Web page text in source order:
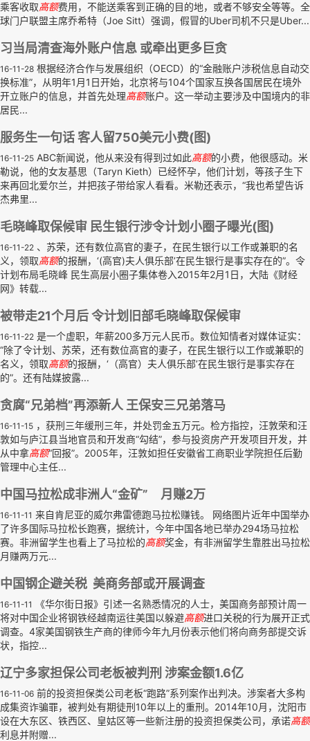
乘客收取高额费用，不能送乘客到正确的目的地，或者不够安全等等。全
球门户联盟主席乔希特（Joe Sitt）强调，假冒的Uber司机不只是Uber...
习当局清查海外账户信息 或牵出更多巨贪
16-11-28 根据经济合作与发展组织（OECD）的“金融账户涉税信息自动交
换标准”，从明年1月1日开始，北京将与104个国家互换各国居民在境外
开立账户的信息，并首先处理高额账户。这一举动主要涉及中国境内的非
居民...
服务生一句话 客人留750美元小费(图)
16-11-25 ABC新闻说，他从来没有得到过如此高额的小费，他很感动。米
勒说，他的女友基思（Taryn Kieth）已经怀孕，他们计划，等孩子生下
来再回北爱尔兰，并把孩子带给家人看看。米勒还表示，“我也希望告诉
杰弗里...
毛晓峰取保候审 民生银行涉令计划小圈子曝光(图)
16-11-22 、苏荣，还有数位高官的妻子，在民生银行以工作或兼职的名
义，领取高额的报酬，‘(高官)夫人俱乐部’在民生银行是事实存在的”。令
计划布局毛晓峰 民生高层小圈子集体卷入2015年2月1日，大陆《财经
网》转载...
被带走21个月后 令计划旧部毛晓峰取保候审
16-11-22 是一个虚职，年薪200多万元人民币。数位知情者对媒体证实：
“除了令计划、苏荣，还有数位高官的妻子，在民生银行以工作或兼职的
名义，领取高额的报酬，‘（高官）夫人俱乐部’在民生银行是事实存在
的”。还有陆媒披露...
贪腐“兄弟档”再添新人 王保安三兄弟落马
16-11-15 ，获刑三年缓刑三年，并处罚金五万元。检方指控，汪敦荣和汪
敦如与庐江县当地官员和开发商“勾结”，参与投资房产开发项目开发，并
从中拿高额“回报”。2005年，汪敦如担任安徽省工商职业学院担任后勤
管理中心主任...
中国马拉松成非洲人“金矿” 月赚2万
16-11-11 来自肯尼亚的威尔弗雷德跑马拉松赚钱。 网络图片近年中国举办
了许多国际马拉松长跑赛，据统计，今年中国各地已举办294场马拉松
赛。非洲留学生也看上了马拉松的高额奖金，有非洲留学生靠胜出马拉松
月赚两万元...
中国钢企避关税 美商务部或开展调查
16-11-11
《华尔街日报》引述一名熟悉情况的人士，美国商务部预计周一
将对中国企业将钢铁经越南运往美国以躲避高额进口关税的行为展开正式
调查。4家美国钢铁生产商的律师今年九月份表示他们将向商务部提交诉
状，指控...
辽宁多家担保公司老板被判刑 涉案金额1.6亿
16-11-06 前的投资担保类公司老板“跑路”系列案作出判决。涉案者大多构
成集资诈骗罪，被判处有期徒刑10年以上的重刑。2014年10月，沈阳市
设在大东区、铁西区、皇姑区等一些新注册的投资担保类公司，承诺高额
利息并附赠...